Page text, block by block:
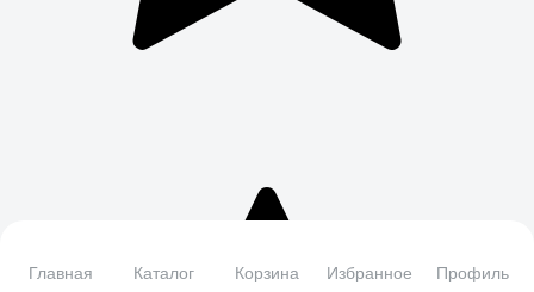
Главная Каталог Корзина Избранное Профиль